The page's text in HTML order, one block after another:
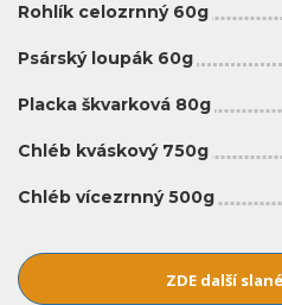
Rohlík celozrnný 60g
Psárský loupák 60g
Placka škvarková 80g
Chléb kváskový 750g
Chléb vícezrnný 500g
ZDE další